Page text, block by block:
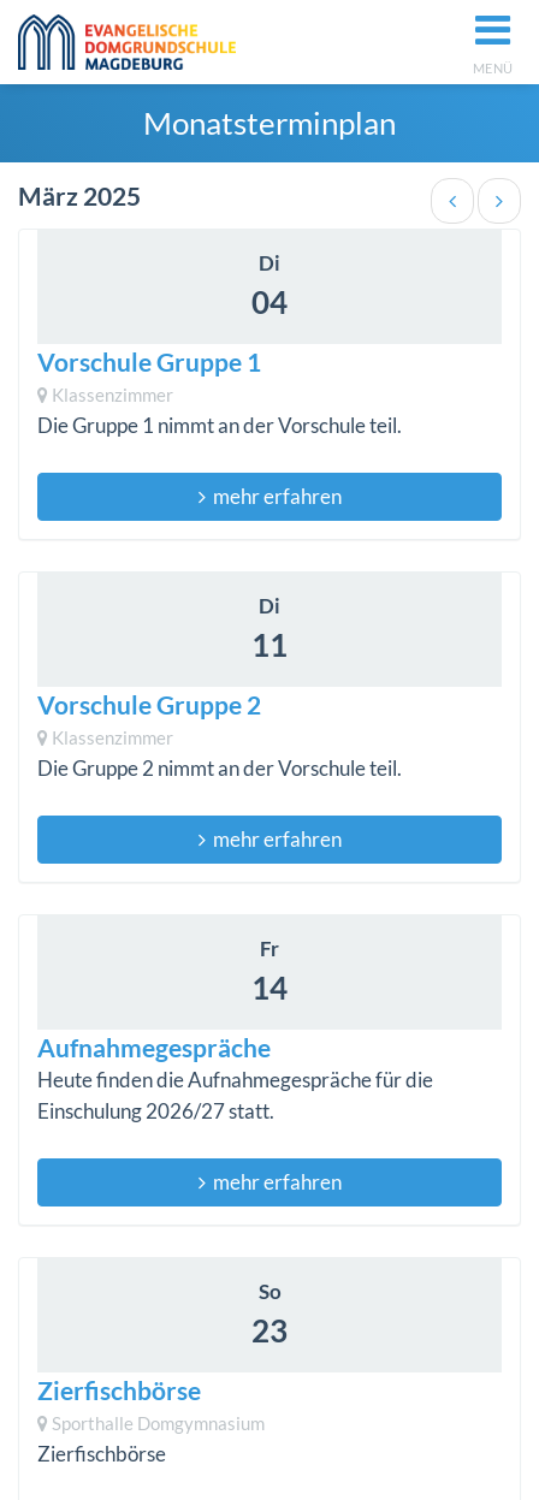
MENÜ
Monatsterminplan
März 2025
Di
04
Vorschule Gruppe 1
Klassenzimmer
Die Gruppe 1 nimmt an der Vorschule teil.
mehr erfahren
Di
11
Vorschule Gruppe 2
Klassenzimmer
Die Gruppe 2 nimmt an der Vorschule teil.
mehr erfahren
Fr
14
Aufnahmegespräche
Heute finden die Aufnahmegespräche für die
Einschulung 2026/27 statt.
mehr erfahren
So
23
Zierfischbörse
Sporthalle Domgymnasium
Zierfischbörse